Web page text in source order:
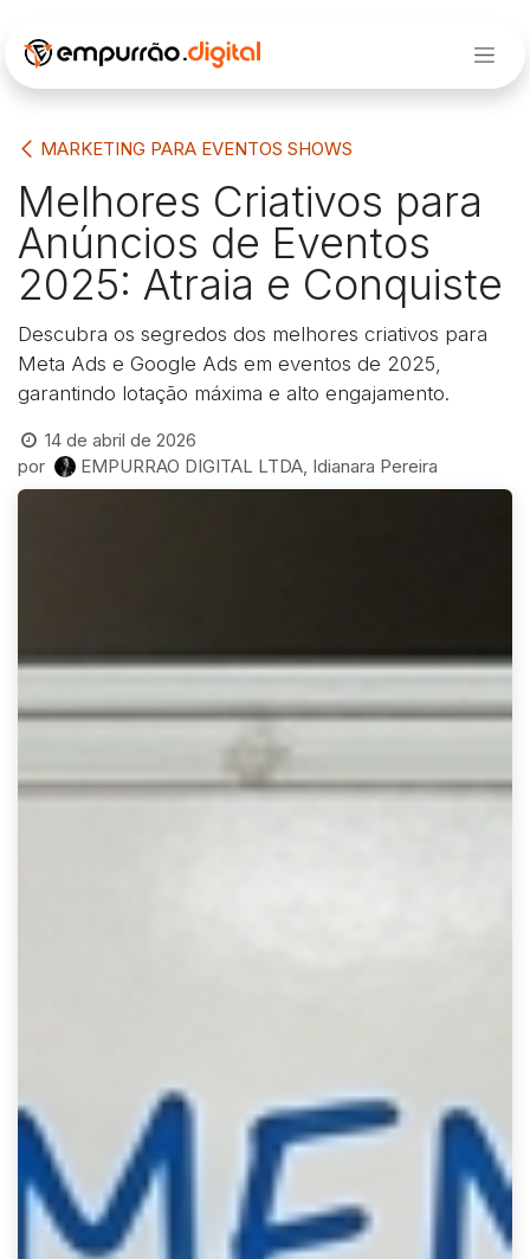
MARKETING PARA EVENTOS SHOWS
Melhores Criativos para
Anúncios de Eventos
2025: Atraia e Conquiste
Descubra os segredos dos melhores criativos para
Meta Ads e Google Ads em eventos de 2025,
garantindo lotação máxima e alto engajamento.
14 de abril de 2026
por
EMPURRAO DIGITAL LTDA, Idianara Pereira